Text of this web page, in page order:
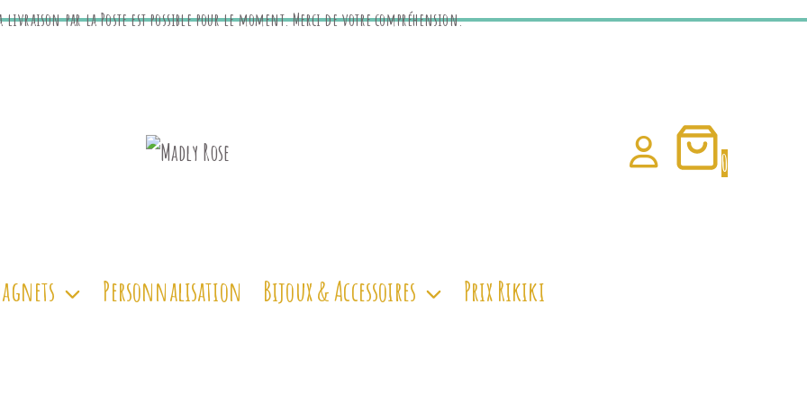
par la Poste est possible pour le moment. Merci de votre compréhension.
0
Personnalisation Bijoux & Accessoires Prix Rikiki